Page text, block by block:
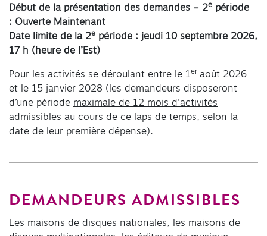
Début de la présentation des demandes – 2e période
: Ouverte Maintenant
Date limite de la 2e période : jeudi 10 septembre 2026,
17 h (heure de l’Est)
Pour les activités se déroulant entre le 1er août 2026
et le 15 janvier 2028 (les demandeurs disposeront
d’une période maximale de 12 mois d'activités
admissibles au cours de ce laps de temps, selon la
date de leur première dépense).
DEMANDEURS ADMISSIBLES
Les maisons de disques nationales, les maisons de